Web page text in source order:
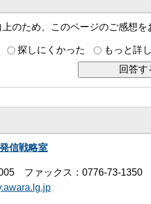
のため、このページのご感想を
探しにくかった もっと詳
信戦略室
ファックス：0776-73-1350